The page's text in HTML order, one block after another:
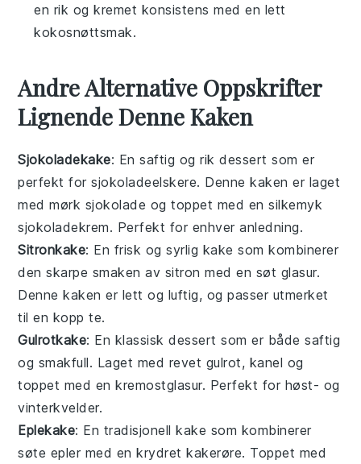
en rik og kremet konsistens med en lett
kokosnøttsmak.
Andre Alternative Oppskrifter
Lignende Denne Kaken
Sjokoladekake: En saftig og rikdessert som er
perfekt for sjokoladeelskere. Denne kaken er laget
med mørk sjokolade og toppet med en silkemyk
sjokoladekrem. Perfekt for enhver anledning.
Sitronkake: En frisk og syrlig kake som kombinerer
den skarpe smaken av sitron med en søt glasur.
Denne kaken er lett og luftig, og passer utmerket
til en kopp te.
Gulrotkake: En klassiskdessert som er både saftig
og smakfull. Laget med revet gulrot, kanel og
toppet med en kremostglasur. Perfekt for høst- og
vinterkvelder.
Eplekake: En tradisjonellkake som kombinerer
søte epler med en krydret kakerøre. Toppet med